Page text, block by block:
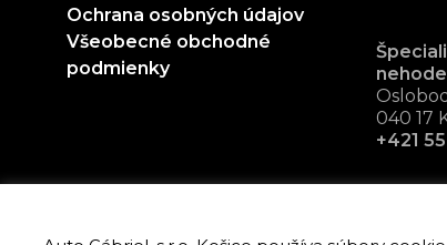
Ochrana osobných údajov
Všeobecné obchodné
podmienky
nehode
040 17
+421